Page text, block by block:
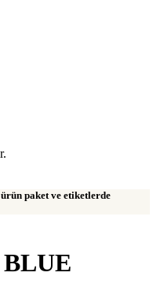
paket ve etiketlerde